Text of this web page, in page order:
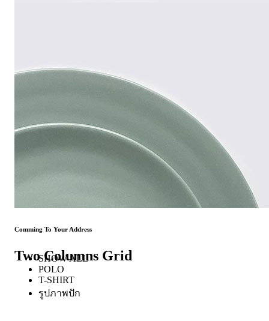
Comming To Your Address
Two Columns Grid
SHOW ALL
POLO
T-SHIRT
รูปภาพปัก